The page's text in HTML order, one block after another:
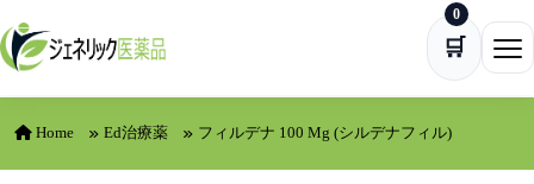
Skip to content
🛒
0
Home Ed治療薬 フィルデナ 100 Mg (シルデナフィル)